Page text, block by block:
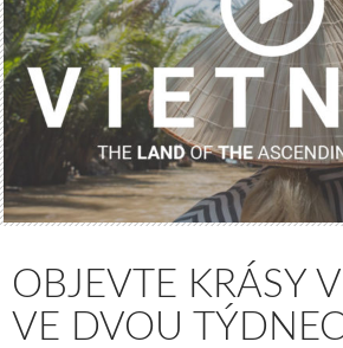
OBJEVTE KRÁSY
VE DVOU